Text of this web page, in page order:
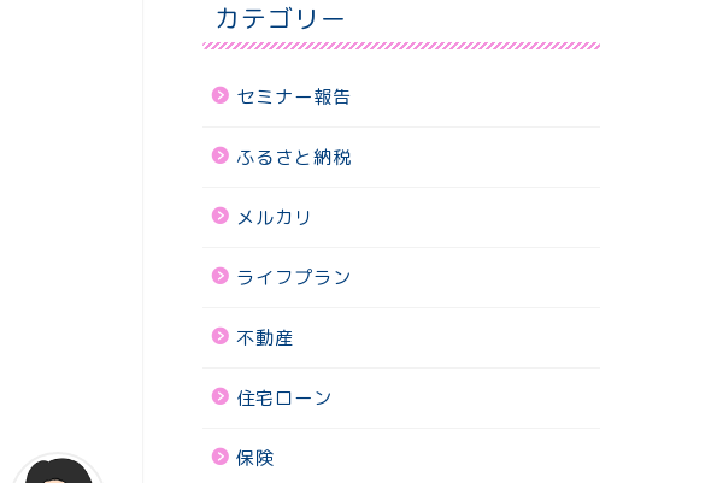
カテゴリー
セミナー報告
ふるさと納税
メルカリ
ライフプラン
不動産
住宅ローン
保険